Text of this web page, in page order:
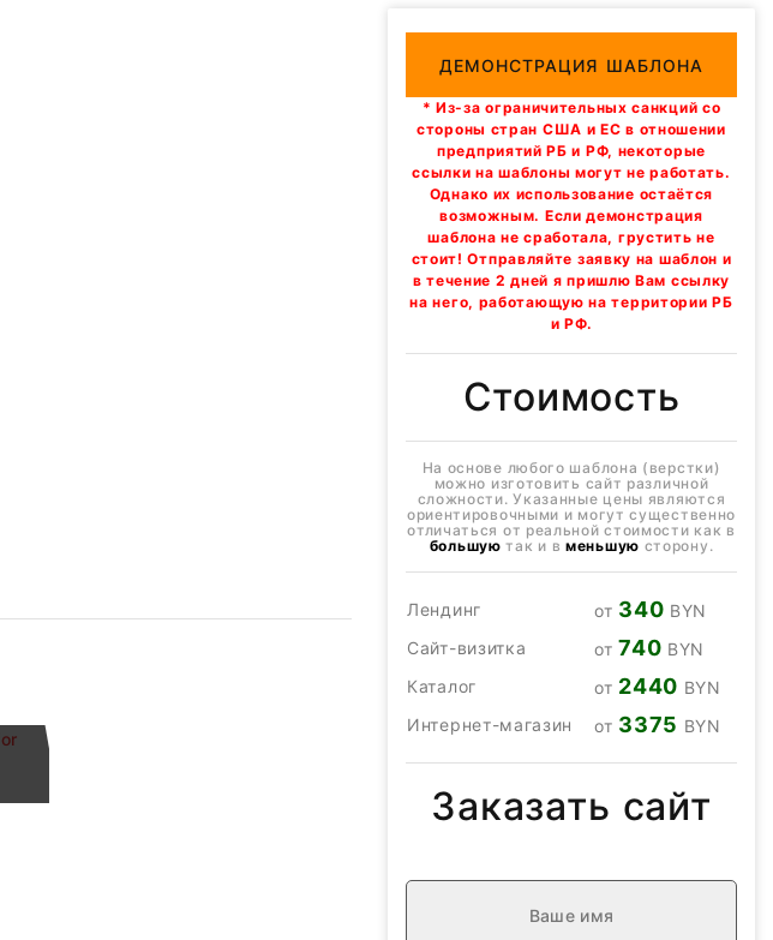
ДЕМОНСТРАЦИЯ ШАБЛОНА
* Из-за ограничительных санкций со
стороны стран США и ЕС в отношении
предприятий РБ и РФ, некоторые
ссылки на шаблоны могут не работать.
Однако их использование остаётся
возможным. Если демонстрация
шаблона не сработала, грустить не
стоит! Отправляйте заявку на шаблон и
в течение 2 дней я пришлю Вам ссылку
на него, работающую на территории РБ
и РФ.
Стоимость
На основе любого шаблона (верстки)
можно изготовить сайт различной
сложности. Указанные цены являются
ориентировочными и могут существенно
отличаться от реальной стоимости как в
большую так и в меньшую сторону.
Лендинг от 340 BYN
Сайт-визитка
от740 BYN
Каталог
от 2440 BYN
Интернет-магазин
от 3375 BYN
Заказать сайт